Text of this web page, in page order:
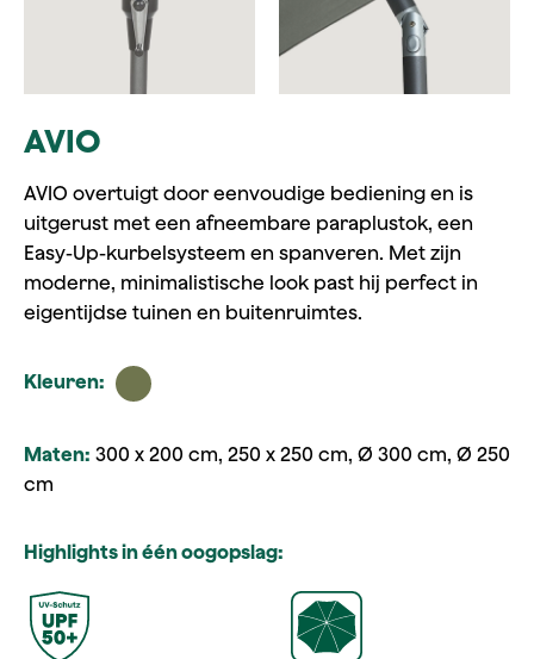
AVIO
AVIO overtuigt door eenvoudige bediening en is
uitgerust met een afneembare paraplustok, een
Easy-Up-kurbelsysteem en spanveren. Met zijn
moderne, minimalistische look past hij perfect in
eigentijdse tuinen en buitenruimtes.
Kleuren:
Maten: 300 x 200 cm, 250 x 250 cm, Ø 300 cm, Ø 250
cm
Highlights in één oogopslag: